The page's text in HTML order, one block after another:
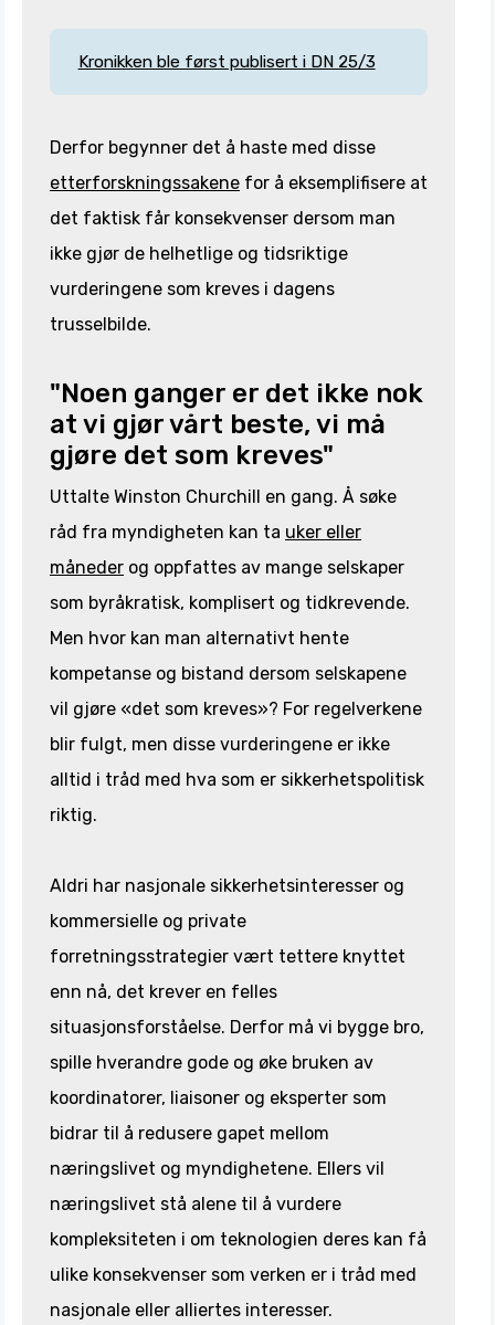
Kronikken ble først publisert i DN 25/3
Derfor begynner det å haste med disse
etterforskningssakene for å eksemplifisere at
det faktisk får konsekvenser dersom man
ikke gjør de helhetlige og tidsriktige
vurderingene som kreves i dagens
trusselbilde.
"Noen ganger er det ikke nok
at vi gjør vårt beste, vi må
gjøre det som kreves"
Uttalte Winston Churchill en gang. Å søke
råd fra myndigheten kan ta uker eller
måneder og oppfattes av mange selskaper
som byråkratisk, komplisert og tidkrevende.
Men hvor kan man alternativt hente
kompetanse og bistand dersom selskapene
vil gjøre «det som kreves»? For regelverkene
blir fulgt, men disse vurderingene er ikke
alltid i tråd med hva som er sikkerhetspolitisk
riktig.
Aldri har nasjonale sikkerhetsinteresser og
kommersielle og private
forretningsstrategier vært tettere knyttet
enn nå, det krever en felles
situasjonsforståelse. Derfor må vi bygge bro,
spille hverandre gode og øke bruken av
koordinatorer, liaisoner og eksperter som
bidrar til å redusere gapet mellom
næringslivet og myndighetene. Ellers vil
næringslivet stå alene til å vurdere
kompleksiteten i om teknologien deres kan få
ulike konsekvenser som verken er i tråd med
nasjonale eller alliertes interesser.